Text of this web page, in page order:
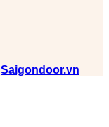
Saigondoor.vn